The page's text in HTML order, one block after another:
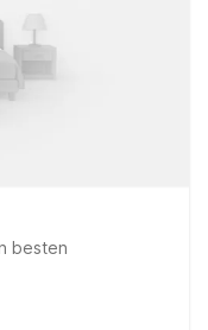
besten